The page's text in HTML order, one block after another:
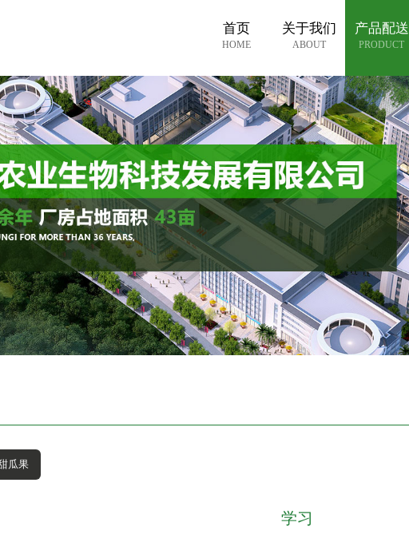
首页
HOME
关于我们
ABOUT
产品配送
PRODUCT
瓜果
学习